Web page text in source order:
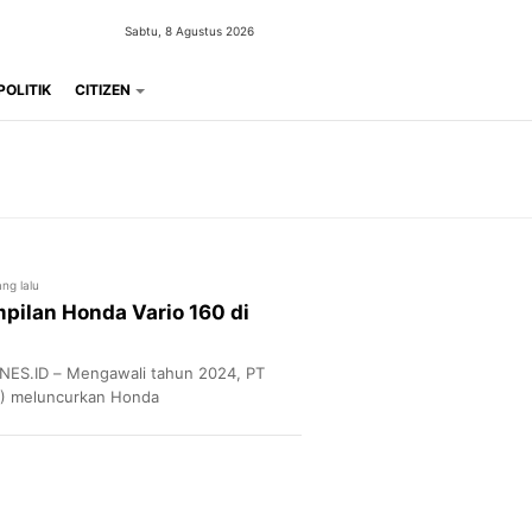
Sabtu, 8 Agustus 2026
CITIZEN
lalu
Honda Vario 160 di
– Mengawali tahun 2024, PT
meluncurkan Honda